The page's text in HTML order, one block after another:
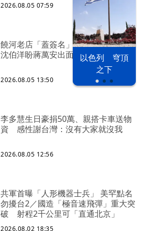
以色列 穹頂
之下
2026.08.05 07:59
饒河老店「蓋簽名」遭灌一星負評
沈伯洋盼蔣萬安出面勸支持者
2026.08.05 13:50
李多慧生日豪捐50萬、親搭卡車送物
資 感性謝台灣：沒有大家就沒我
2026.08.05 12:56
共軍首曝「人形機器士兵」 美罕點名
勿擾台2／國造「極音速飛彈」重大突
破 射程2千公里可「直通北京」
2026.08.02 18:35